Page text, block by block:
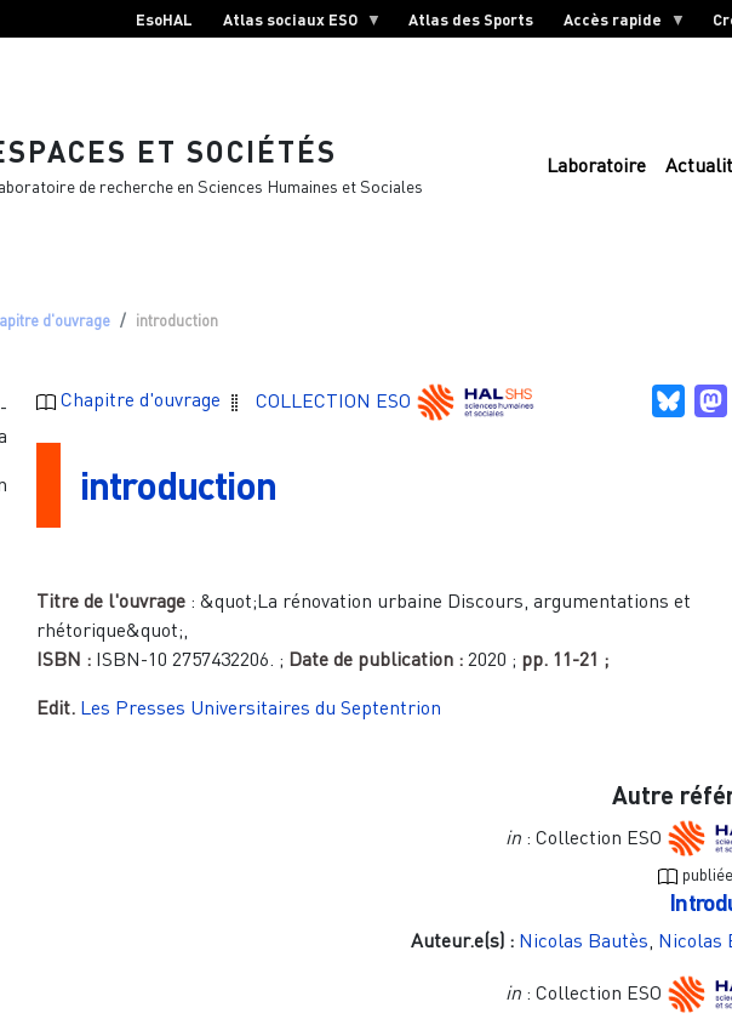
EsoHAL Atlas sociaux ESO Atlas des Sports Accès rapide
ET SOCIÉTÉS
de recherche en Sciences Humaines et Sociales
Laboratoire
d'ouvrage introduction
Chapitre d'ouvrage COLLECTION ESO
introduction
Titre de l'ouvrage: &quot;La rénovation urbaine Discours, argumentations et
rhétorique&quot;,
ISBN : ISBN-10 2757432206. ; Date de publication : 2020 ; pp. 11-21 ;
Edit. Les Presses Universitaires du Septentrion
Autre
in: Collection ESO
Auteur.e(s) : Nicolas Bautès, Nicolas
in: Collection ESO